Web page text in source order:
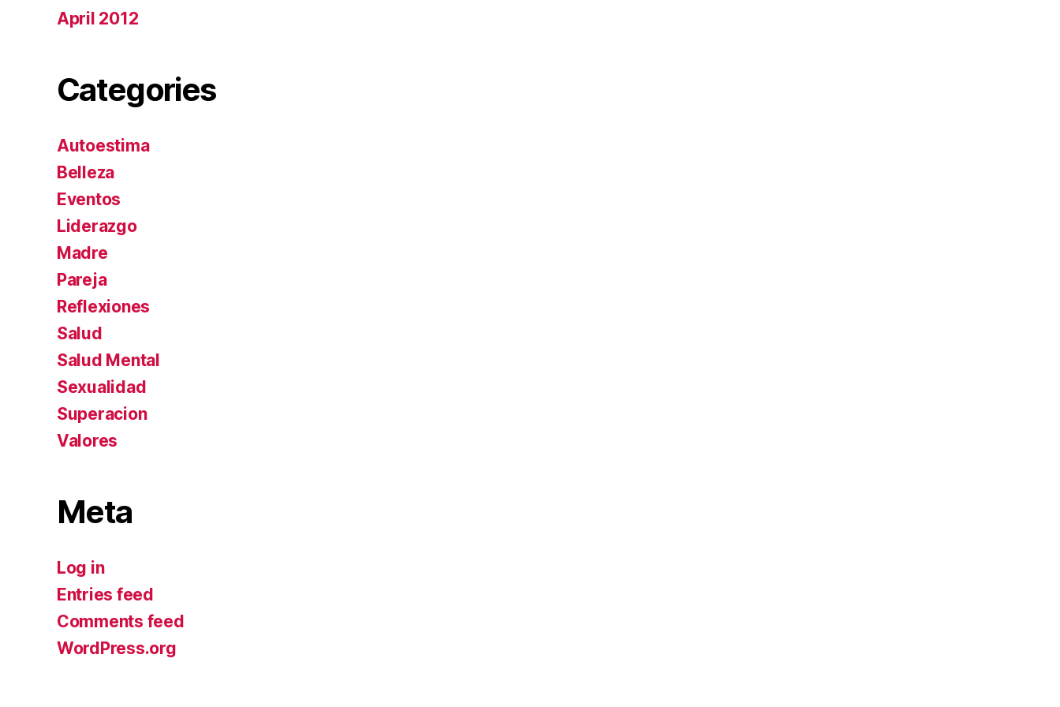
April 2012
Categories
Autoestima
Belleza
Eventos
Liderazgo
Madre
Pareja
Reflexiones
Salud
Salud Mental
Sexualidad
Superacion
Valores
Meta
Log in
Entries feed
Comments feed
WordPress.org